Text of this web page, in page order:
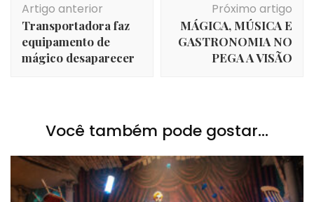
de
post
Artigo anterior
Transportadora faz
equipamento de
mágico desaparecer
Próximo artigo
MÁGICA, MÚSICA E
GASTRONOMIA NO
PEGA A VISÃO
Você também pode gostar...